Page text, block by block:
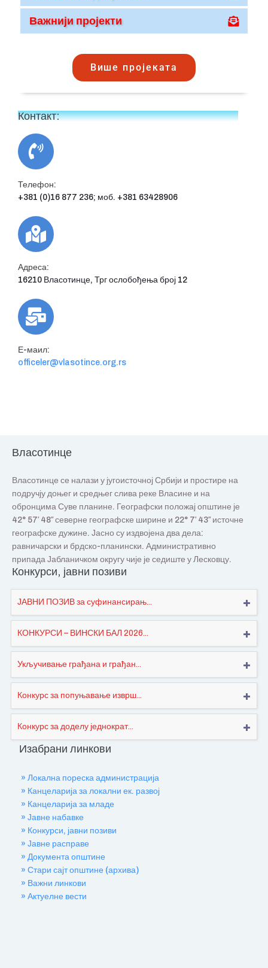
Важнији пројекти
Више пројеката
Контакт:
Телефон:
+381 (0)16 877 236; моб. +381 63428906
Адреса:
16210 Власотинце, Трг ослобођења број 12
Е-маил:
officeler@vlasotince.org.rs
Власотинце
Власотинце се налази у југоисточној Србији и простире на
подручју доњег и средњег слива реке Власине и на
обронцима Суве планине. Географски положај општине је
42° 57′ 48″ северне географске ширине и 22° 7′ 43″ источне
географске дужине. Јасно су издвојена два дела:
равничарски и брдско-планински. Административно
припада Јабланичком округу чије је седиште у Лесковцу.
Конкурси, јавни позиви
ЈАВНИ ПОЗИВ за суфинансирањ...
КОНКУРСИ – ВИНСКИ БАЛ 2026...
Укључивање грађана и грађан...
Конкурс за попуњавање изврш...
Конкурс за доделу једнократ...
Изабрани линкови
» Локална пореска администрација
» Канцеларија за локални ек. развој
» Канцеларија за младе
» Јавне набавке
» Конкурси, јавни позиви
» Јавне расправе
» Документа општине
» Стари сајт општине (архива)
» Важни линкови
» Актуелне вести